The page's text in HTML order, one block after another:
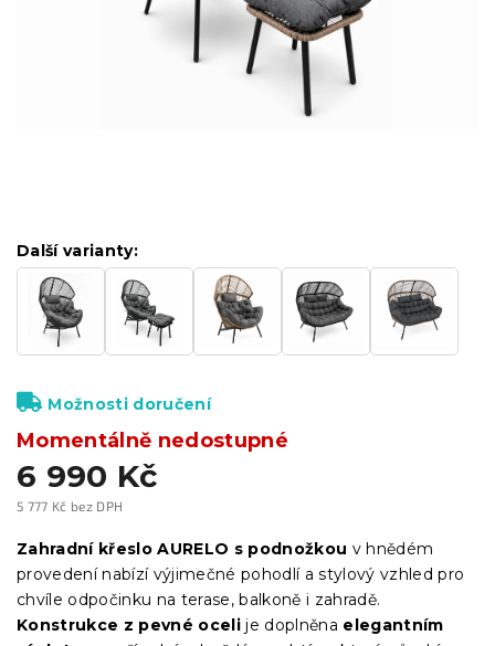
6 990 Kč
5 777 Kč bez DPH
cena:
Momentálně nedostupné
Další varianty:
Možnosti doručení
Zahradní křeslo AURELO s podnožkou v hnědém
provedení nabízí výjimečné pohodlí a stylový vzhled pro
chvíle odpočinku na terase, balkoně i zahradě.
Konstrukce z pevné oceli je doplněna elegantním